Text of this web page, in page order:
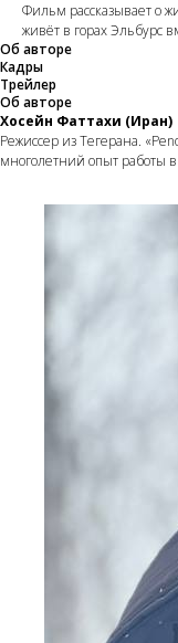
Фильм рассказывает о
живёт в горах Эльбурс
Об авторе
Кадры
Трейлер
Об авторе
Хосейн Фаттахи (Иран)
Режиссер из Тегерана.
многолетний опыт работы